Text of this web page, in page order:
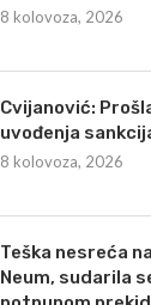
8 kolovoza, 2026
Cvijanović:
uvođenja
8 kolovoza, 2026
Teška nesreća
Neum, sudarila